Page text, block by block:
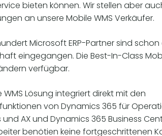
bieten können. Wir stellen aber
an unsere Mobile WMS Verkäufer.
Microsoft ERP-Partner sind schon
eingegangen. Die Best-In-Class
verfügbar.
WMS Lösung integriert direkt mit den
von Dynamics 365 für
AX und Dynamics 365 Business
benötien keine fortgeschrittenen